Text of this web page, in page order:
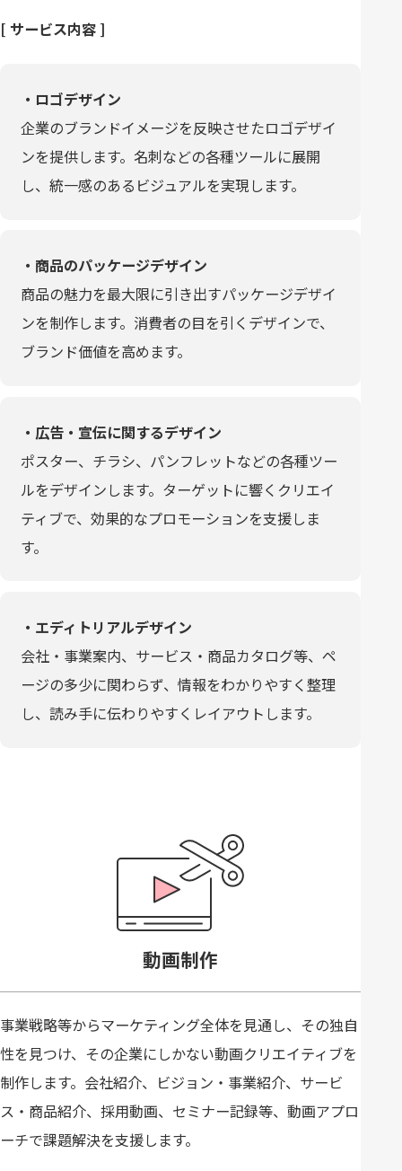
[ サービス内容 ]
・ロゴデザイン
企業のブランドイメージを反映させたロゴデザイ
ンを提供します。名刺などの各種ツールに展開
し、統一感のあるビジュアルを実現します。
・商品のパッケージデザイン
商品の魅力を最大限に引き出すパッケージデザイ
ンを制作します。消費者の目を引くデザインで、
ブランド価値を高めます。
・広告・宣伝に関するデザイン
ポスター、チラシ、パンフレットなどの各種ツー
ルをデザインします。ターゲットに響くクリエイ
ティブで、効果的なプロモーションを支援しま
す。
・エディトリアルデザイン
会社・事業案内、サービス・商品カタログ等、ペ
ージの多少に関わらず、情報をわかりやすく整理
し、読み手に伝わりやすくレイアウトします。
動画制作
事業戦略等からマーケティング全体を見通し、その独自
性を見つけ、その企業にしかない動画クリエイティブを
制作します。会社紹介、ビジョン・事業紹介、サービ
ス・商品紹介、採用動画、セミナー記録等、動画アプロ
ーチで課題解決を支援します。